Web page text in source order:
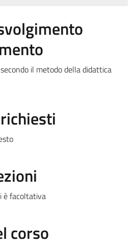
il metodo della didattica
è facoltativa
corso